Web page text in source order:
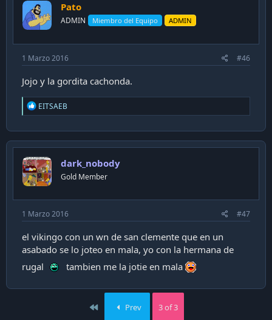
o
n
s
Pato
ADMIN Miembro del Equipo ADMIN
1 Marzo 2016 #46
Jojo y la gordita cachonda.
R
e
c
t
o
n
s
EITSAEB
dark_nobody
Gold Member
1 Marzo 2016 #47
el vikingo con un wn de san clemente que en un
asabado se lo joteo en mala, yo con la hermana de
rugal
tambien me la jotie en mala
First Prev 3 of 3